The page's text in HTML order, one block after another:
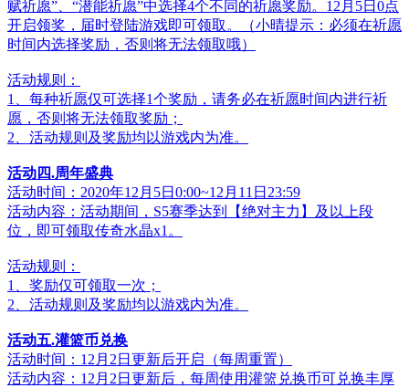
赋祈愿”、“潜能祈愿”中选择4个不同的祈愿奖励。12月5日0点
开启领奖，届时登陆游戏即可领取。（小晴提示：必须在祈愿
时间内选择奖励，否则将无法领取哦）
活动规则：
1、每种祈愿仅可选择1个奖励，请务必在祈愿时间内进行祈
愿，否则将无法领取奖励；
2、活动规则及奖励均以游戏内为准。
活动四.周年盛典
活动时间：2020年12月5日0:00~12月11日23:59
活动内容：活动期间，S5赛季达到【绝对主力】及以上段
位，即可领取传奇水晶x1。
活动规则：
1、奖励仅可领取一次；
2、活动规则及奖励均以游戏内为准。
活动五.灌篮币兑换
活动时间：12月2日更新后开启（每周重置）
活动内容：12月2日更新后，每周使用灌篮兑换币可兑换丰厚